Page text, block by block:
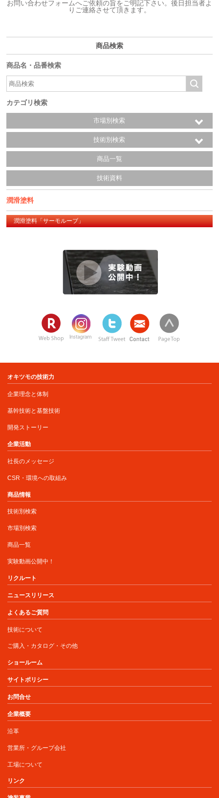
お問い合わせフォームへご依頼の旨をご明記下さい。後日担当者よ
りご連絡させて頂きます。
商品検索
商品名・品番検索
カテゴリ検索
市場別検索
技術別検索
商品一覧
技術資料
潤滑塗料
潤滑塗料「サーモルーブ」
オキツモの技術力
企業理念と体制
基幹技術と基盤技術
開発ストーリー
企業活動
社長のメッセージ
CSR・環境への取組み
商品情報
技術別検索
市場別検索
商品一覧
実験動画公開中！
リクルート
ニュースリリース
よくあるご質問
技術について
ご購入・カタログ・その他
ショールーム
サイトポリシー
お問合せ
企業概要
沿革
営業所・グループ会社
工場について
リンク